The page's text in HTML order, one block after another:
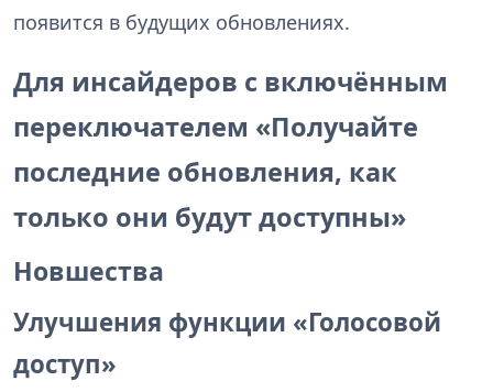
появится в будущих обновлениях.
Для инсайдеров с включённым
переключателем «Получайте
последние обновления, как
только они будут доступны»
Новшества
Улучшения функции «Голосовой
доступ»